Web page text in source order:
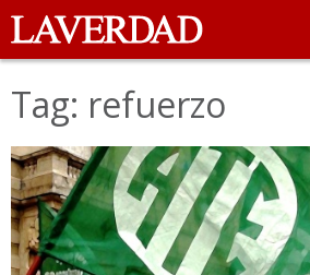
Tag: refuerzo